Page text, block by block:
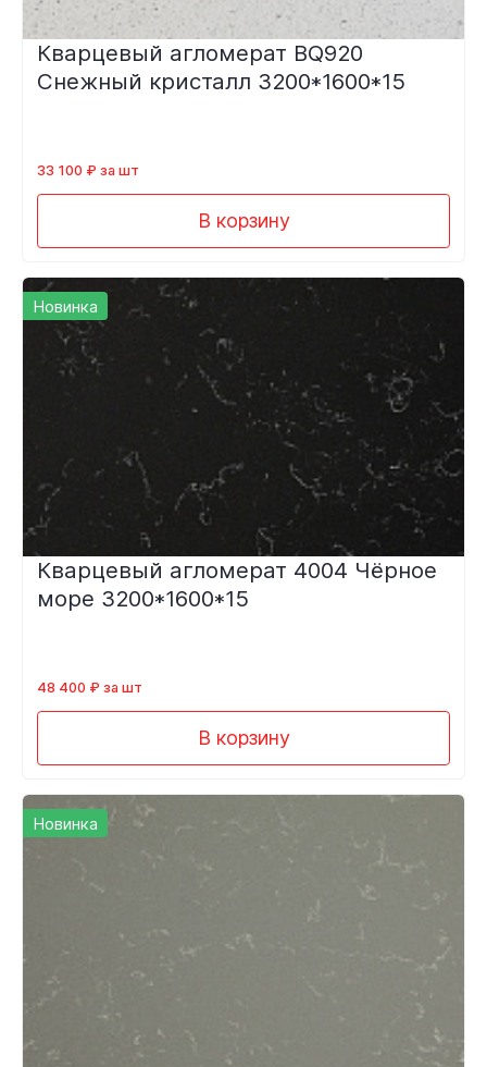
Кварцевый агломерат BQ920
Снежный кристалл 3200*1600*15
33 100 ₽ за шт
В корзину
Новинка
Кварцевый агломерат 4004 Чёрное
море 3200*1600*15
48 400 ₽ за шт
В корзину
Новинка